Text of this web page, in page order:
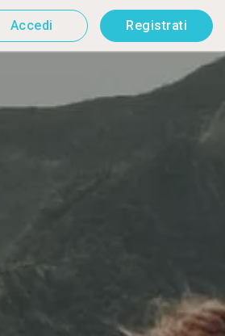
Accedi Registrati